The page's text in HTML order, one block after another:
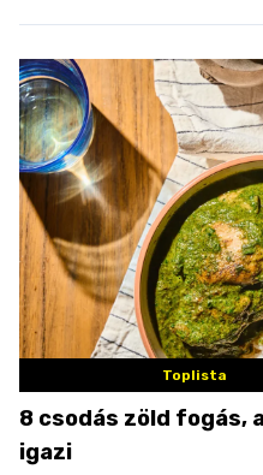
Toplista
8 csodás zöld fogás,
igazi